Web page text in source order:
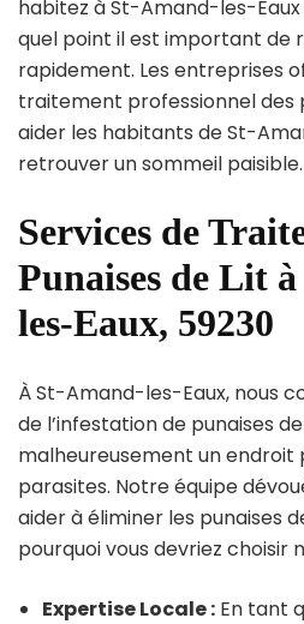
habitez à St-Amand-les-Eaux
quel point il est important de
rapidement. Les entreprises
traitement professionnel des
aider les habitants de St-
retrouver un sommeil paisible.
Services de
Punaises de Lit
les-Eaux, 59230
À St-Amand-les-Eaux, nous
de l’infestation de punaises
malheureusement un endroit
parasites. Notre équipe
aider à éliminer les punaises
pourquoi vous devriez choisir
Expertise Locale : En tant